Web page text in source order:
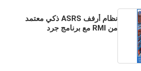
نظام أرفف ASRS ذكي معتمد
من RMI مع برنامج جرد